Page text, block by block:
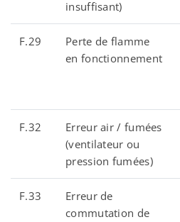
insuffisant)
F.29
Perte de flamme
en fonctionnement
F.32
Erreur air / fumées
(ventilateur ou
pression fumées)
F.33
Erreur de
commutation de